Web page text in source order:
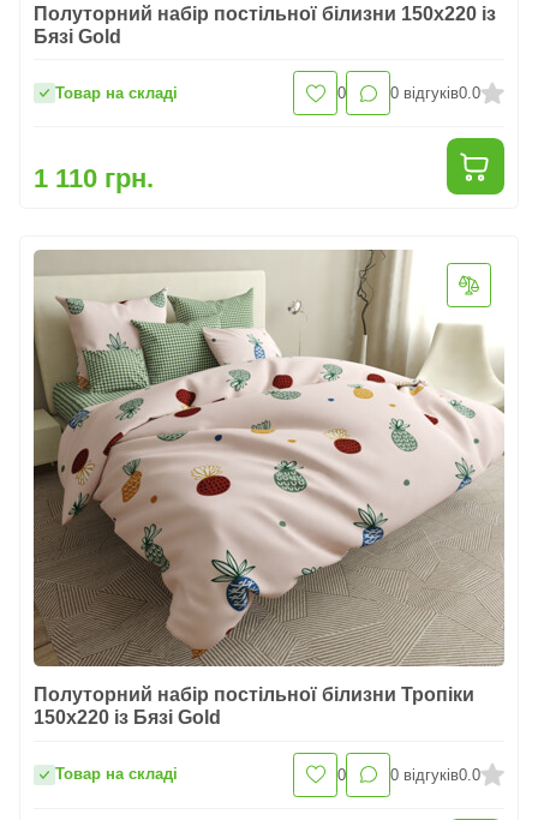
Полуторний набір постільної білизни 150x220 із
Бязі Gold
Товар на складі 0 0 відгуків0.0
1 110 грн.
Полуторний набір постільної білизни Тропіки
150x220 із Бязі Gold
Товар на складі 0 0 відгуків0.0